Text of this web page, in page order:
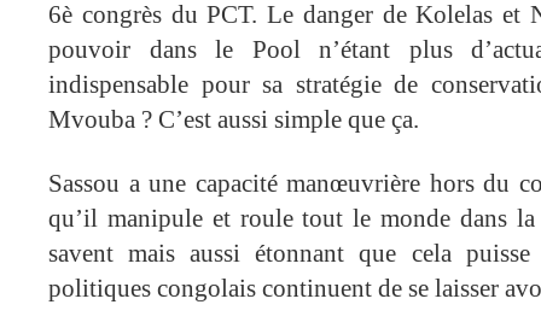
6è congrès du PCT. Le danger de Kolelas et
pouvoir dans le Pool n’étant plus
indispensable pour sa stratégie de
Mvouba ? C’est aussi simple que ça.
Sassou a une capacité manœuvrière hors du
qu’il manipule et roule tout le monde dans la
savent mais aussi étonnant que cela puisse
politiques congolais continuent de se laisser